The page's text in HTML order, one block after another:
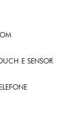
E SENSOR